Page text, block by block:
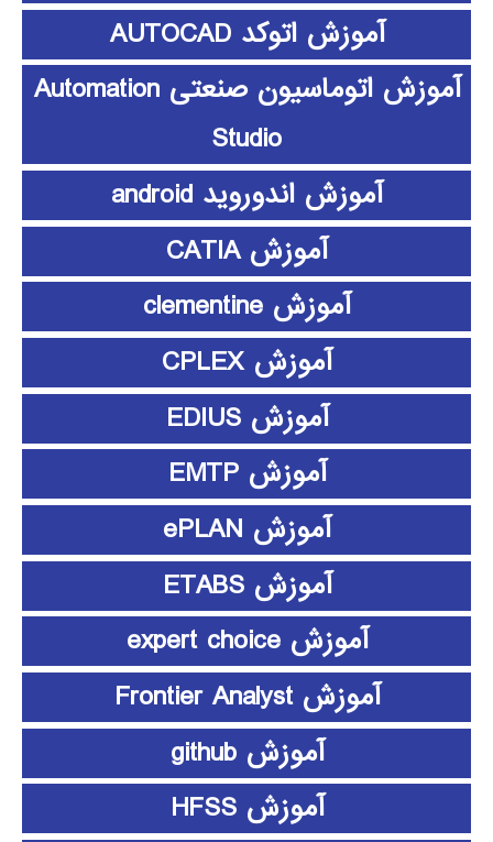
آموزش اتوکد AUTOCAD
آموزش اتوماسیون صنعتی Automation
Studio
آموزش اندوروید android
آموزش CATIA
آموزش clementine
آموزش CPLEX
آموزش EDIUS
آموزش EMTP
آموزش ePLAN
آموزش ETABS
آموزش expert choice
آموزش Frontier Analyst
آموزش github
آموزش HFSS